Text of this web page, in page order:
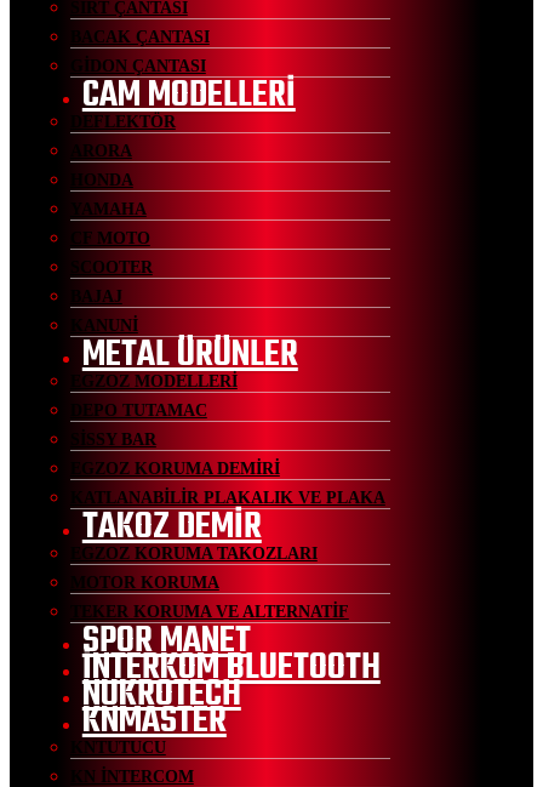
SIRT ÇANTASI
BACAK ÇANTASI
GİDON ÇANTASI
CAM MODELLERİ
DEFLEKTÖR
ARORA
HONDA
YAMAHA
CF MOTO
SCOOTER
BAJAJ
KANUNİ
METAL ÜRÜNLER
EGZOZ MODELLERİ
DEPO TUTAMAC
SİSSY BAR
EGZOZ KORUMA DEMİRİ
KATLANABİLİR PLAKALIK VE PLAKA
TAKOZ DEMİR
EGZOZ KORUMA TAKOZLARI
MOTOR KORUMA
TEKER KORUMA VE ALTERNATİF
SPOR MANET
İNTERKOM BLUETOOTH
NUKROTECH
KNMASTER
KNTUTUCU
KN İNTERCOM